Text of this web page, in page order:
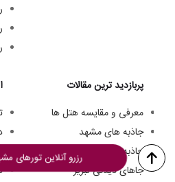
رزرو آنلاین تورهای
پربازدید ترین مقالات
معرفی و مقایسه هتل ها
جاذبه های مشهد
جاذبه های کیش
جاهای دیدنی تبریز